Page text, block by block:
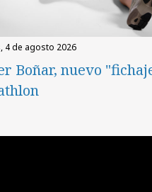
4 de agosto 2026
Boñar, nuevo